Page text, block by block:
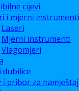
cijevi
i mjerni instrumenti
Laseri
Mjerni instrumenti
Vlagomjeri
dubilice
i pribor za namještaj